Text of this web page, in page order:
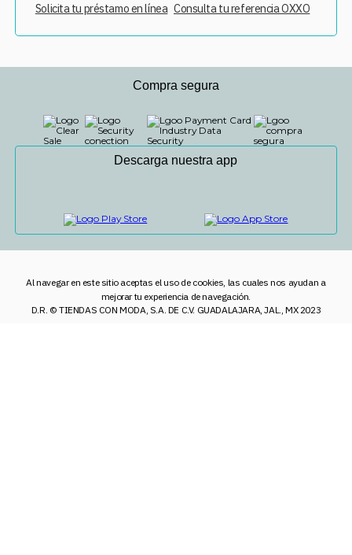
Solicita tu préstamo en línea Consulta tu referencia OXXO
Compra segura
Descarga nuestra app
Al navegar en este sitio aceptas el uso de cookies, las cuales nos ayudan a
mejorar tu experiencia de navegación.
D.R. © TIENDAS CON MODA, S.A. DE C.V. GUADALAJARA, JAL., MX 2023